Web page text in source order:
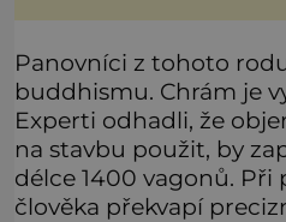
Panovníci z tohoto
buddhismu. Chrám je
Experti odhadli, že
na stavbu použit, by
délce 1400 vagonů. Při
člověka překvapí